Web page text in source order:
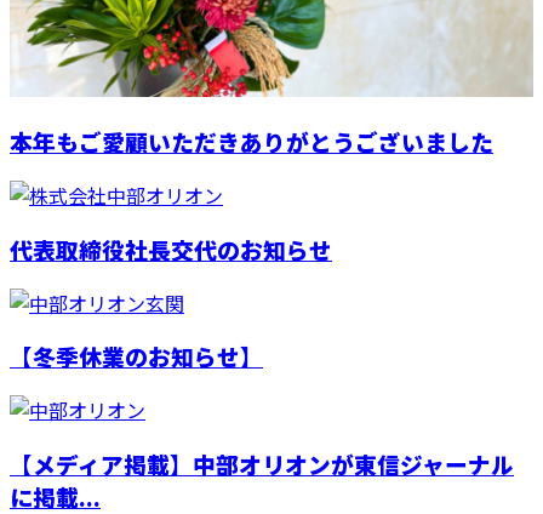
本年もご愛顧いただきありがとうございました
代表取締役社長交代のお知らせ
【冬季休業のお知らせ】
【メディア掲載】中部オリオンが東信ジャーナル
に掲載...